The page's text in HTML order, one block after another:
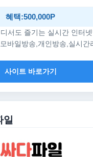
혜택:500,000P
서도 즐기는 실시간 인터
바일방송,개인방송,실시간
사이트 바로가기